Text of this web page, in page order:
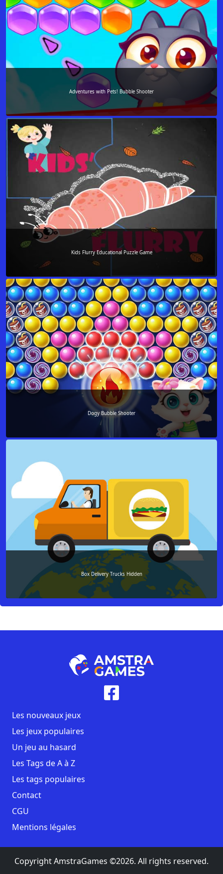
Adventures with Pets! Bubble Shooter
Kids Flurry Educational Puzzle Game
Dogy Bubble Shooter
Box Delivery Trucks Hidden
Les nouveaux jeux
Les jeux populaires
Un jeu au hasard
Les Tags de A à Z
Les tags populaires
Contact
CGU
Mentions légales
Copyright AmstraGames ©2026. All rights reserved.